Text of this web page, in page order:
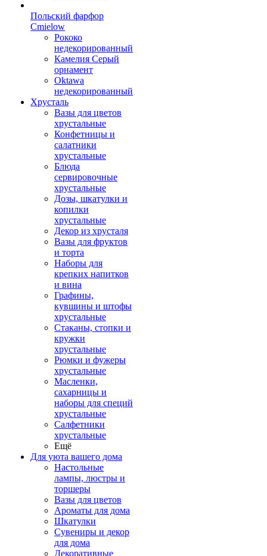
Польский фарфор
Сmielow
Рококо
недекорированный
Камелия Серый
орнамент
Oktawa
недекорированный
Хрусталь
Вазы для цветов
хрустальные
Конфетницы и
салатники
хрустальные
Блюда
сервировочные
хрустальные
Дозы, шкатулки и
копилки
хрустальные
Декор из хрусталя
Вазы для фруктов
и торта
Наборы для
крепких напитков
и вина
Графины,
кувшины и штофы
хрустальные
Стаканы, стопки и
кружки
хрустальные
Рюмки и фужеры
хрустальные
Масленки,
сахарницы и
наборы для специй
хрустальные
Салфетники
хрустальные
Ещё
Для уюта вашего дома
Настольные
лампы, люстры и
торшеры
Вазы для цветов
Ароматы для дома
Шкатулки
Сувениры и декор
для дома
Декоративные